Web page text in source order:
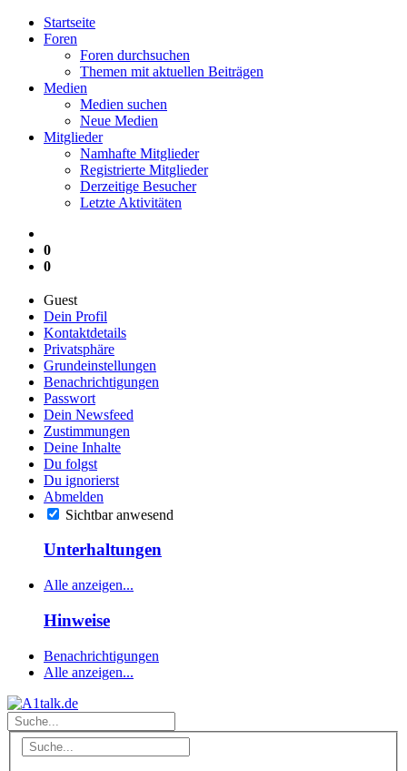
Startseite
Foren
Foren durchsuchen
Themen mit aktuellen Beiträgen
Medien
Medien suchen
Neue Medien
Mitglieder
Namhafte Mitglieder
Registrierte Mitglieder
Derzeitige Besucher
Letzte Aktivitäten
0
0
Guest
Dein Profil
Kontaktdetails
Privatsphäre
Grundeinstellungen
Benachrichtigungen
Passwort
Dein Newsfeed
Zustimmungen
Deine Inhalte
Du folgst
Du ignorierst
Abmelden
Sichtbar anwesend
Unterhaltungen
Alle anzeigen...
Hinweise
Benachrichtigungen
Alle anzeigen...